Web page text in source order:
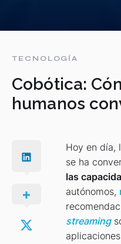
TECNOLOGÍA
Cobótica:
humanos
Hoy en día,
se ha
las
autónomos,
streaming